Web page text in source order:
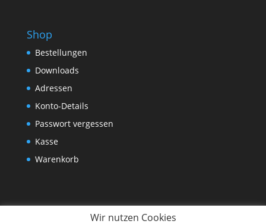
Shop
Bestellungen
Downloads
Adressen
Konto-Details
Passwort vergessen
Kasse
Warenkorb
Wir nutzen Cookies